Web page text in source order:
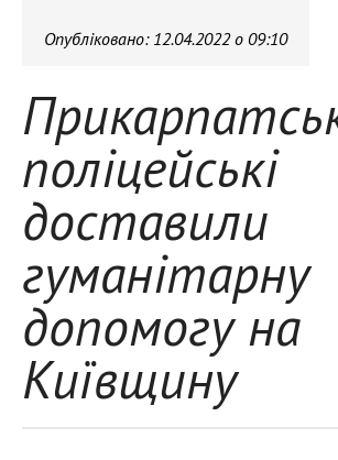
Опубліковано: 12.04.2022 о 09:10
поліцейські
доставили
гуманітарну
допомогу на
Київщину